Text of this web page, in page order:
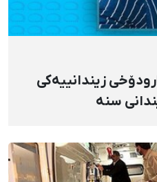
زیندانییەکی
سنە